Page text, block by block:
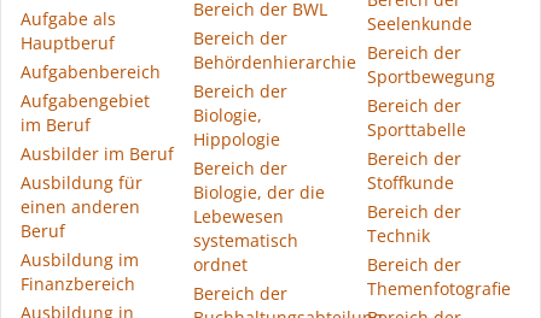
Aufgabe als
Hauptberuf
Aufgabenbereich
Aufgabengebiet
im Beruf
Ausbilder im Beruf
Ausbildung für
einen anderen
Beruf
Ausbildung im
Finanzbereich
Ausbildung in
Bereich der BWL
Bereich der
Behördenhierarchie
Bereich der
Biologie,
Hippologie
Bereich der
Biologie, der die
Lebewesen
systematisch
ordnet
Bereich der
Seelenkunde
Bereich der
Sportbewegung
Bereich der
Sporttabelle
Bereich der
Stoffkunde
Bereich der
Technik
Bereich der
Themenfotografie